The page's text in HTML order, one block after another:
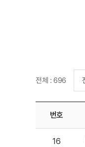
전체 : 696
번호
16